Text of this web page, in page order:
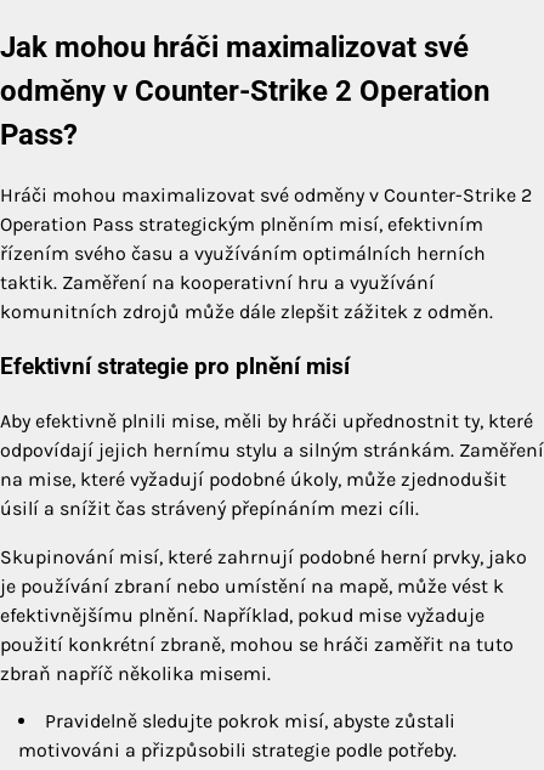
Jak mohou hráči maximalizovat své
odměny v Counter-Strike 2 Operation
Pass?
Hráči mohou maximalizovat své odměny v Counter-Strike 2
Operation Pass strategickým plněním misí, efektivním
řízením svého času a využíváním optimálních herních
taktik. Zaměření na kooperativní hru a využívání
komunitních zdrojů může dále zlepšit zážitek z odměn.
Efektivní strategie pro plnění misí
Aby efektivně plnili mise, měli by hráči upřednostnit ty, které
odpovídají jejich hernímu stylu a silným stránkám. Zaměření
na mise, které vyžadují podobné úkoly, může zjednodušit
úsilí a snížit čas strávený přepínáním mezi cíli.
Skupinování misí, které zahrnují podobné herní prvky, jako
je používání zbraní nebo umístění na mapě, může vést k
efektivnějšímu plnění. Například, pokud mise vyžaduje
použití konkrétní zbraně, mohou se hráči zaměřit na tuto
zbraň napříč několika misemi.
Pravidelně sledujte pokrok misí, abyste zůstali
motivováni a přizpůsobili strategie podle potřeby.